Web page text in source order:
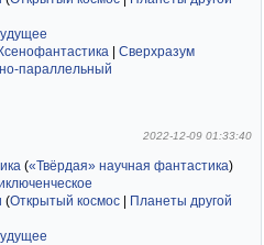
Ксенофантастика
Сверхразум
параллельный
2022-12-09 01:33:40
(«Твёрдая» научная фантастика)
(Открытый космос
Планеты другой